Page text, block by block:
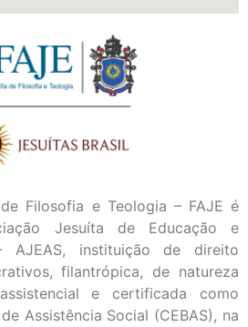
Filosofia e Teologia – FAJE é
Jesuíta de Educação e
AJEAS, instituição de direito
filantrópica, de natureza
e certificada como
Assistência Social (CEBAS), na